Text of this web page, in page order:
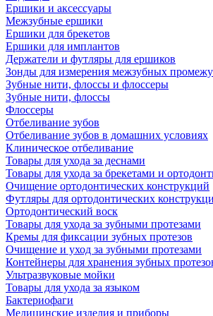
Ершики и аксессуары
Межзубные ершики
Ершики для брекетов
Ершики для имплантов
Держатели и футляры для ершиков
Зонды для измерения межзубных
Зубные нити, флоссы и флоссеры
Зубные нити, флоссы
Флоссеры
Отбеливание зубов
Отбеливание зубов в домашних условиях
Клиническое отбеливание
Товары для ухода за деснами
Товары для ухода за брекетами и
Очищение ортодонтических конструкций
Футляры для ортодонтических
Ортодонтический воск
Товары для ухода за зубными протезами
Кремы для фиксации зубных протезов
Очищение и уход за зубными протезами
Контейнеры для хранения зубных
Ультразвуковые мойки
Товары для ухода за языком
Бактериофаги
Медицинские изделия и приборы